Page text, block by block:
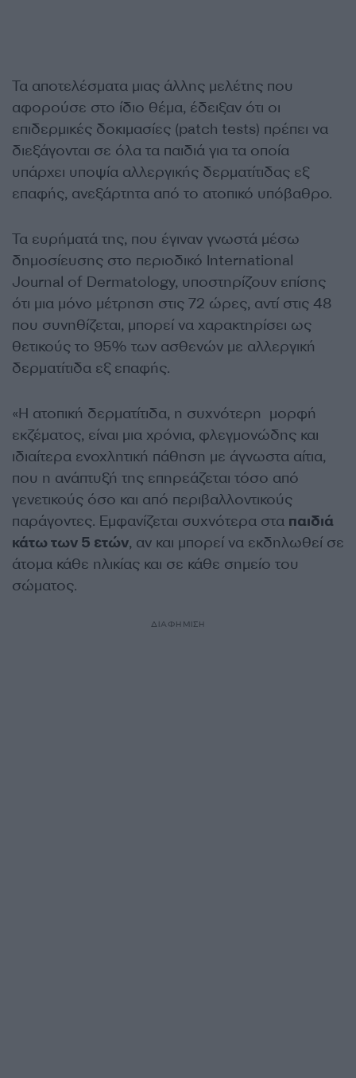
Τα αποτελέσματα μιας άλλης μελέτης που
αφορούσε στο ίδιο θέμα, έδειξαν ότι οι
επιδερμικές δοκιμασίες (patch tests) πρέπει να
διεξάγονται σε όλα τα παιδιά για τα οποία
υπάρχει υποψία αλλεργικής δερματίτιδας εξ
επαφής, ανεξάρτητα από το ατοπικό υπόβαθρο.
Τα ευρήματά της, που έγιναν γνωστά μέσω
δημοσίευσης στο περιοδικό International
Journal of Dermatology, υποστηρίζουν επίσης
ότι μια μόνο μέτρηση στις 72 ώρες, αντί στις 48
που συνηθίζεται, μπορεί να χαρακτηρίσει ως
θετικούς το 95% των ασθενών με αλλεργική
δερματίτιδα εξ επαφής.
«Η ατοπική δερματίτιδα, η συχνότερη μορφή
εκζέματος, είναι μια χρόνια, φλεγμονώδης και
ιδιαίτερα ενοχλητική πάθηση με άγνωστα αίτια,
που η ανάπτυξή της επηρεάζεται τόσο από
γενετικούς όσο και από περιβαλλοντικούς
παράγοντες. Εμφανίζεται συχνότερα στα παιδιά
κάτω των 5 ετών, αν και μπορεί να εκδηλωθεί σε
άτομα κάθε ηλικίας και σε κάθε σημείο του
σώματος.
ΔΙΑΦΗΜΙΣΗ